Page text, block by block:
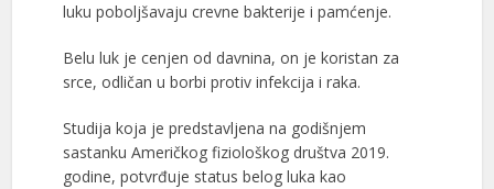
luku poboljšavaju crevne bakterije i pamćenje.
Belu luk je cenjen od davnina, on je koristan za
srce, odličan u borbi protiv infekcija i raka.
Studija koja je predstavljena na godišnjem
sastanku Američkog fiziološkog društva 2019.
godine, potvrđuje status belog luka kao